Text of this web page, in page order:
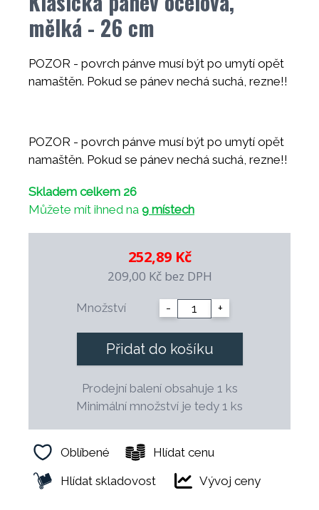
mělká - 26 cm
POZOR - povrch pánve musí být po umytí opět
namaštěn. Pokud se pánev nechá suchá, rezne!!
POZOR - povrch pánve musí být po umytí opět
namaštěn. Pokud se pánev nechá suchá, rezne!!
Skladem celkem 26
Můžete mít ihned na 9 místech
252,89 Kč
209,00 Kč bez DPH
Množství - +
Přidat do košíku
Prodejní balení obsahuje 1 ks
Minimální množství je tedy 1 ks
Oblíbené
Hlídat cenu
Hlídat skladovost
Vývoj ceny